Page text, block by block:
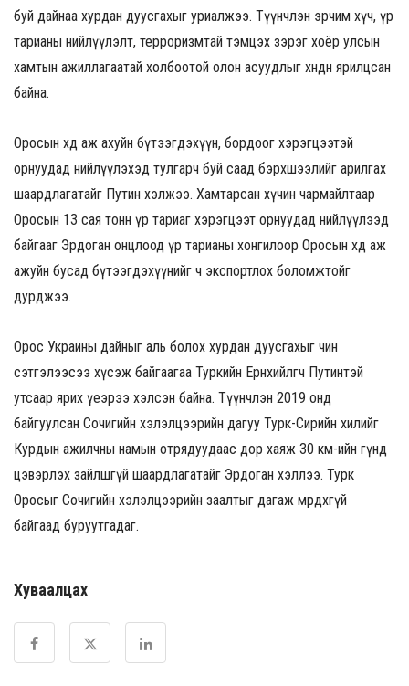
буй дайнаа хурдан дуусгахыг уриалжээ. Түүнчлэн эрчим хүч, үр
тарианы нийлүүлэлт, терроризмтай тэмцэх зэрэг хоёр улсын
хамтын ажиллагаатай холбоотой олон асуудлыг хөндөн ярилцсан
байна.
Оросын хөдөө аж ахуйн бүтээгдэхүүн, бордоог хэрэгцээтэй
орнуудад нийлүүлэхэд тулгарч буй саад бэрхшээлийг арилгах
шаардлагатайг Путин хэлжээ. Хамтарсан хүчин чармайлтаар
Оросын 13 сая тонн үр тариаг хэрэгцээт орнуудад нийлүүлээд
байгааг Эрдоган онцлоод үр тарианы хонгилоор Оросын хөдөө аж
ажуйн бусад бүтээгдэхүүнийг ч экспортлох боломжтойг
дурджээ.
Орос Украины дайныг аль болох хурдан дуусгахыг чин
сэтгэлээсээ хүсэж байгаагаа Туркийн Ерөнхийлөгч Путинтэй
утсаар ярих үеэрээ хэлсэн байна. Түүнчлэн 2019 онд
байгуулсан Сочигийн хэлэлцээрийн дагуу Турк-Сирийн хилийг
Курдын ажилчны намын отрядуудаас дор хаяж 30 км-ийн гүнд
цэвэрлэх зайлшгүй шаардлагатайг Эрдоган хэллээ. Турк
Оросыг Сочигийн хэлэлцээрийн заалтыг дагаж мөрдөхгүй
байгаад буруутгадаг.
Хуваалцах